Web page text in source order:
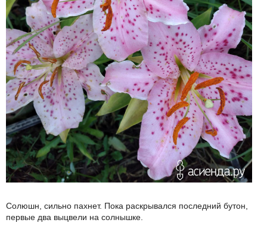
Солюшн, сильно пахнет. Пока раскрывался последний бутон,
первые два выцвели на солнышке.